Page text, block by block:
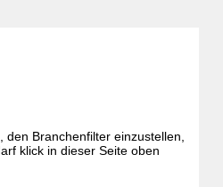
Branchenfilter einzustellen,
klick in dieser Seite oben